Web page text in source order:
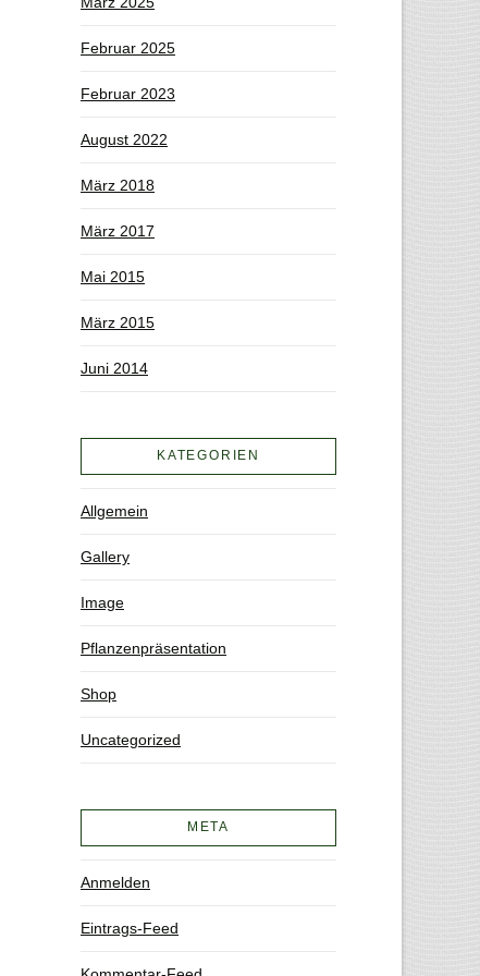
Februar 2025
Februar 2023
August 2022
März 2018
März 2017
Mai 2015
März 2015
Juni 2014
KATEGORIEN
Allgemein
Gallery
Image
Pflanzenpräsentation
Shop
Uncategorized
META
Anmelden
Eintrags-Feed